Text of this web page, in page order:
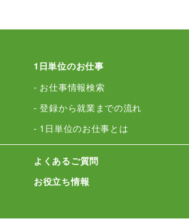
1日単位のお仕事
- お仕事情報検索
- 登録から就業までの流れ
- 1日単位のお仕事とは
よくあるご質問
お役立ち情報